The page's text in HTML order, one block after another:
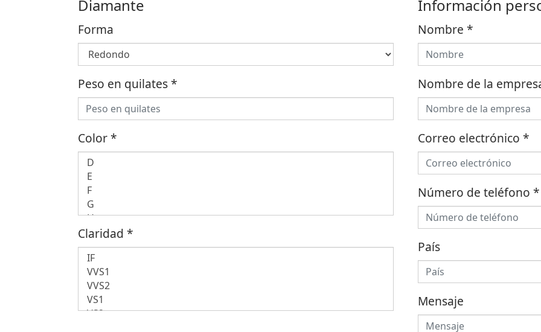
Diamante
Forma
Peso en quilates*
Color*
Claridad *
Información
Nombre *
Nombre de la
Correo electrónico *
Número de teléfono *
País
Mensaje